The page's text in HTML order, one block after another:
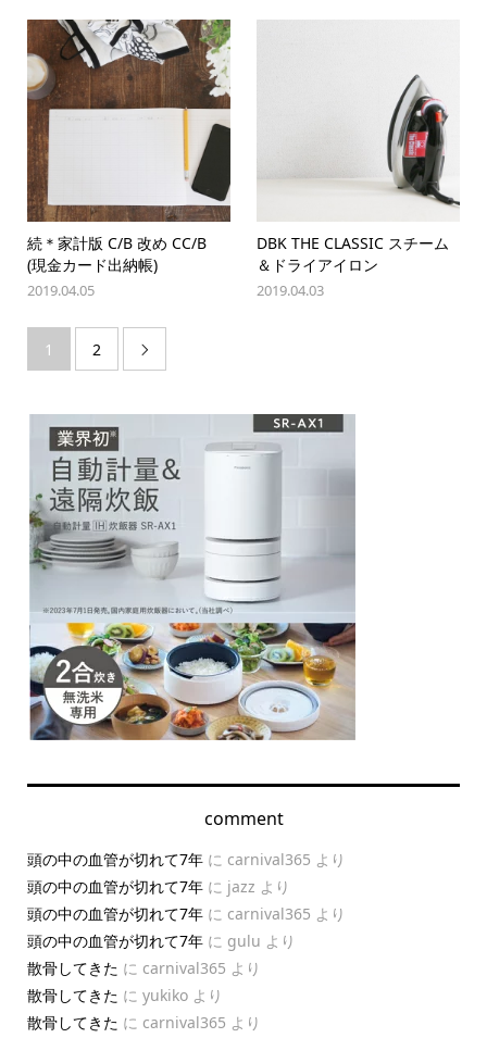
続＊家計版 C/B 改め CC/B
(現金カード出納帳)
2019.04.05
DBK THE CLASSIC スチーム
＆ドライアイロン
2019.04.03
1 2 
comment
頭の中の血管が切れて7年に carnival365 より
頭の中の血管が切れて7年に jazz より
頭の中の血管が切れて7年に carnival365 より
頭の中の血管が切れて7年に gulu より
散骨してきた に carnival365 より
散骨してきた に yukikoより
散骨してきた に carnival365 より